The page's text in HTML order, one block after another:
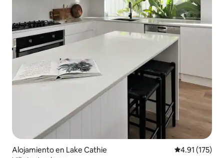
Alojamiento en Lake Cathie Calificación
4.91 (175)